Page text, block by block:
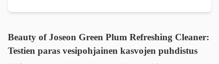
Beauty of Joseon Green Plum Refreshing Cleaner:
Testien paras vesipohjainen kasvojen puhdistus